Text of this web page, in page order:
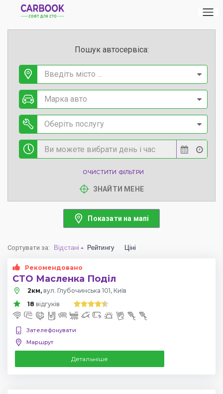
Пошук автосервіса:
Введіть місто ...
Марка авто
Оберіть послугу
ОЧИСТИТИ ФІЛЬТРИ
ЗНАЙТИ МЕНЕ
Показати на мапі
Сортувати за: Відстані Рейтингу Ціні
Рекомендовано
СТО Масленка Поділ
2км, вул. Глубочинська 101, Київ
18 відгуків
Зателефонувати
Маршрут
Детальніше